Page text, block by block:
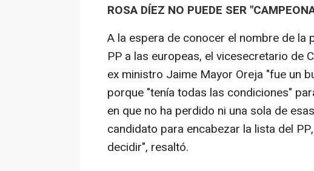
ROSA DÍEZ NO PUEDE SER
A la espera de conocer el nombre de la
PP a las europeas, el vicesecretario de
ex ministro Jaime Mayor Oreja "fue un
porque "tenía todas las condiciones"
en que no ha perdido ni una sola de
candidato para encabezar la lista del
decidir", resaltó.